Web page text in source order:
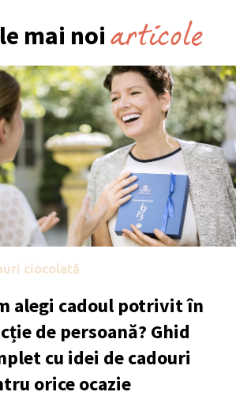
mai noi articole
ciocolată
alegi cadoul potrivit în
de persoană? Ghid
cu idei de cadouri
orice ocazie